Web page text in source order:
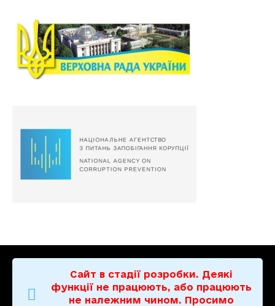
Сайт в стадії розробки. Деякі
функції не працюють, або працюють
не належним чином. Просимо